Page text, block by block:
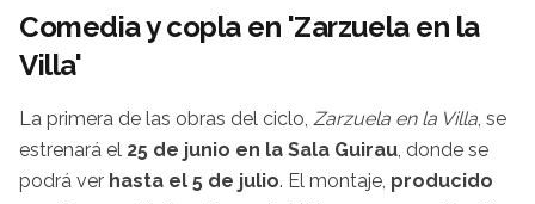
Comedia y copla en 'Zarzuela en la
Villa'
La primera de las obras del ciclo, Zarzuela en la Villa, se
estrenará el 25 de junio en la Sala Guirau, donde se
podrá ver hasta el 5 de julio. El montaje, producido